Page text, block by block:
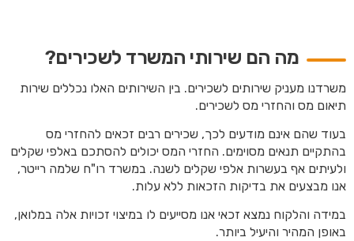
מה הם שירותי המשרד לשכירים?
משרדנו מעניק שירותים לשכירים. בין השירותים האלו נכללים שירות
תיאום מס והחזרי מס לשכירים.
בעוד שהם אינם מודעים לכך, שכירים רבים זכאים להחזרי מס
בהתקיים תנאים מסוימים. החזרי המס יכולים להסתכם באלפי שקלים
ולעיתים אף בעשרות אלפי שקלים לשנה. במשרד רו"ח שלמה רייטר,
אנו מבצעים את בדיקות הזכאות ללא עלות.
במידה והלקוח נמצא זכאי אנו מסייעים לו במיצוי זכויות אלה במלואן,
באופן המהיר והיעיל ביותר.